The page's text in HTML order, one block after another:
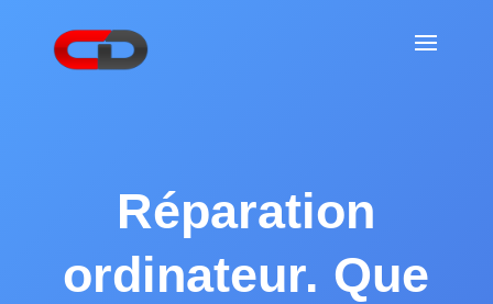
Réparation
ordinateur. Que